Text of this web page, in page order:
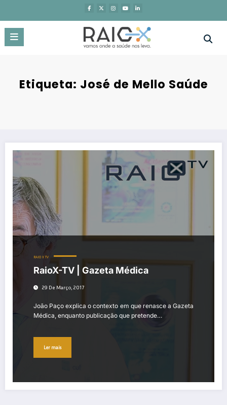
o
conteúdo
Etiqueta: José de Mello Saúde
RaioX-TV | Gazeta Médica
RAIO X TV
RaioX-TV | Gazeta Médica
29 De Março, 2017
João Paço explica o contexto em que renasce a Gazeta
Médica, enquanto publicação que pretende…
Ler mais